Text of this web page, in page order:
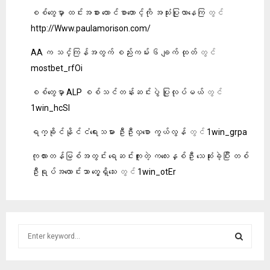
စစ်တွေမှာ ထင်းအစား လောင်စာတောင့်ကို အသုံးပြုလာနေကြ တွင်
http://Www.paulamorison.com/
AA က သင်္ကြန်အတွက် စည်းကမ်း ၆ ချက် ထုတ် တွင်
mostbet_rfOi
စစ်တွေမှာ ALP စစ်သင်တန်းဆင်းပွဲ ပြုလုပ်မယ် တွင်
1win_hcSl
ရက္ခိုင်နိုင်ငံရေးသမား ဦးဦးလှစော ကွယ်လွန် တွင် 1win_grpa
ကုလားတန်မြစ်အတွင်း ရေဆင်းကူးတဲ့ ကလေးနှစ်ဦး သေဆုံးခဲ့ပြီး တစ်
ဦးရုပ်အလောင်းသာ တွေ့ရှိသေး တွင် 1win_otEr